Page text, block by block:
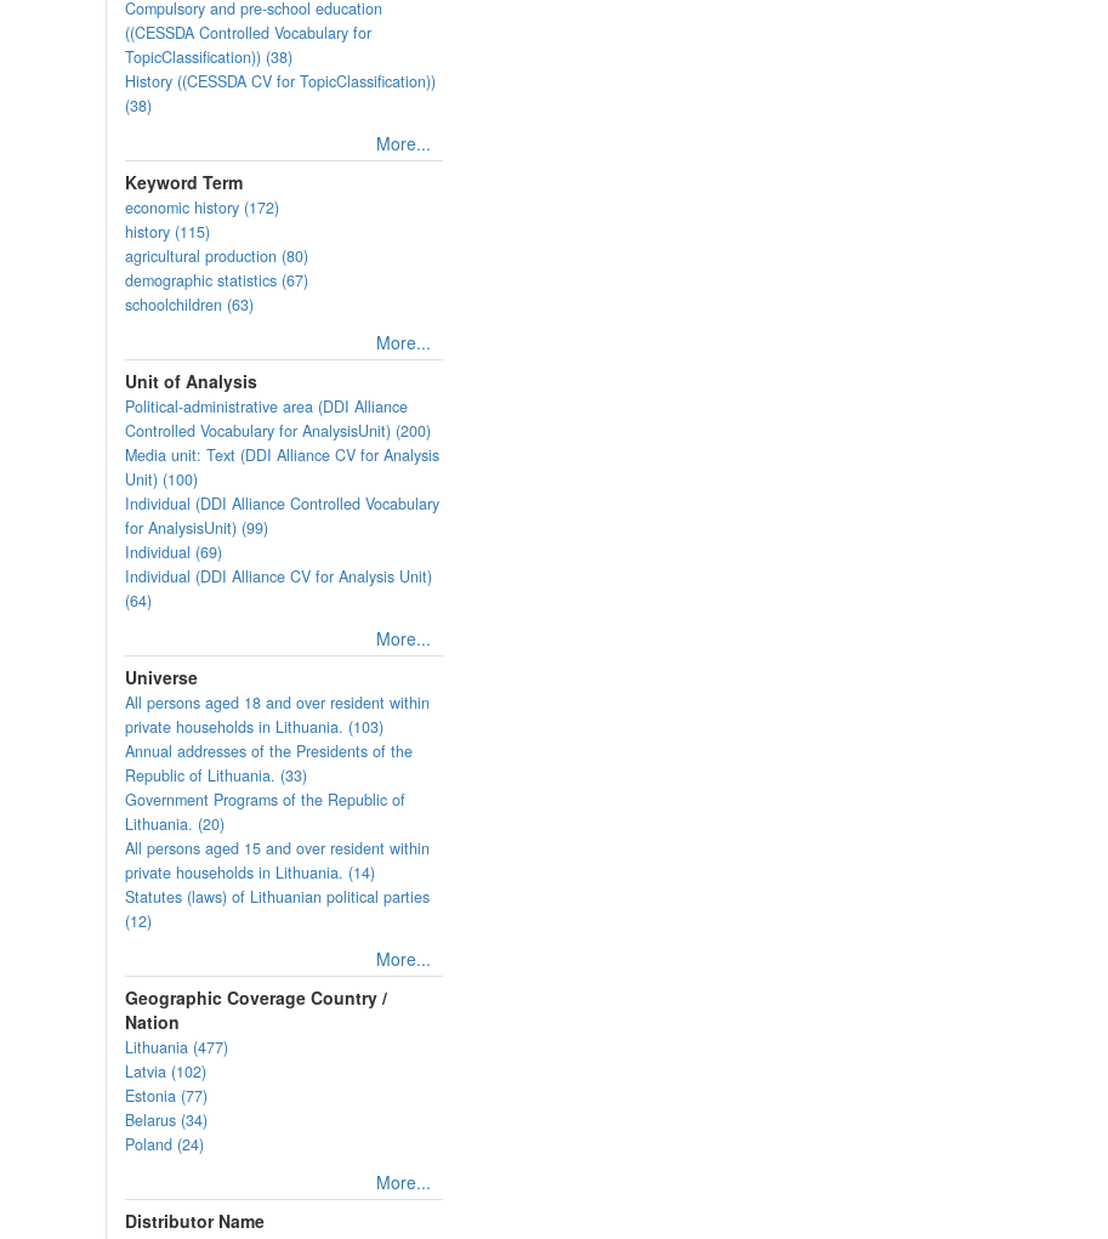
Compulsory and pre-school education
((CESSDA Controlled Vocabulary for
TopicClassification)) (38)
History ((CESSDA CV for TopicClassification))
(38)
More...
Keyword Term
economic history (172)
history (115)
agricultural production (80)
demographic statistics (67)
schoolchildren (63)
More...
Unit of Analysis
Political-administrative area (DDI Alliance
Controlled Vocabulary for AnalysisUnit) (200)
Media unit: Text (DDI Alliance CV for Analysis
Unit) (100)
Individual (DDI Alliance Controlled Vocabulary
for AnalysisUnit) (99)
Individual (69)
Individual (DDI Alliance CV for Analysis Unit)
(64)
More...
Universe
All persons aged 18 and over resident within
private households in Lithuania. (103)
Annual addresses of the Presidents of the
Republic of Lithuania. (33)
Government Programs of the Republic of
Lithuania. (20)
All persons aged 15 and over resident within
private households in Lithuania. (14)
Statutes (laws) of Lithuanian political parties
(12)
More...
Geographic Coverage Country /
Nation
Lithuania (477)
Latvia (102)
Estonia (77)
Belarus (34)
Poland (24)
More...
Distributor Name